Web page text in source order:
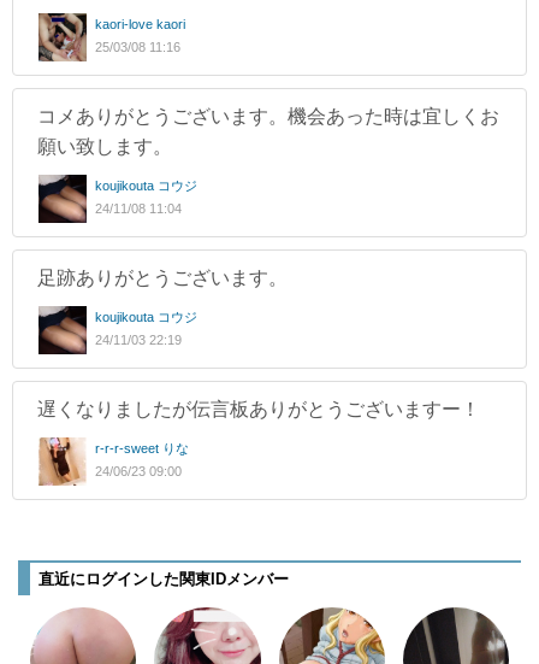
kaori-love kaori
25/03/08 11:16
コメありがとうございます。機会あった時は宜しくお
願い致します。
koujikouta コウジ
24/11/08 11:04
足跡ありがとうございます。
koujikouta コウジ
24/11/03 22:19
遅くなりましたが伝言板ありがとうございますー！
r-r-r-sweet りな
24/06/23 09:00
直近にログインした関東IDメンバー